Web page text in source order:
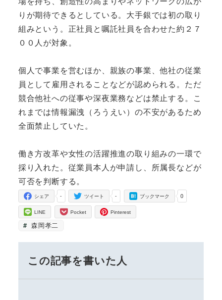
りが期待できるとしている。大手銀では初の取り
組みという。正社員と嘱託社員を合わせた約２７
００人が対象。
個人で事業を営むほか、親族の事業、他社の従業
員として雇用されることなどが認められる。ただ
競合他社への従事や深夜業務などは禁止する。こ
れまでは情報漏洩（ろうえい）の不安があるため
全面禁止していた。
働き方改革や女性の活躍推進の取り組みの一環で
採り入れた。従業員本人が申請し、所属長などが
可否を判断する。
-
シェア -
ツイート 0
ブックマーク
LINE Pocket Pinterest
森岡孝二
この記事を書いた人